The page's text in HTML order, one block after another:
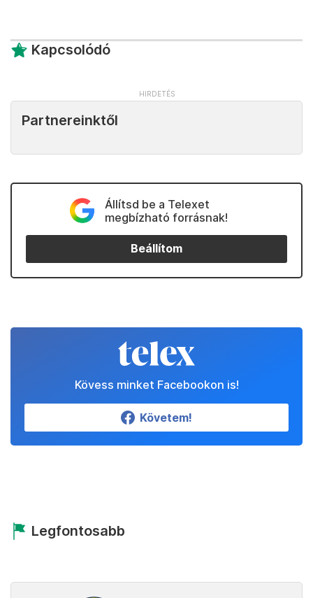
Kapcsolódó
Partnereinktől
Állítsd be a Telexet
megbízható forrásnak!
Beállítom
Kövess minket Facebookon is!
Követem!
Legfontosabb